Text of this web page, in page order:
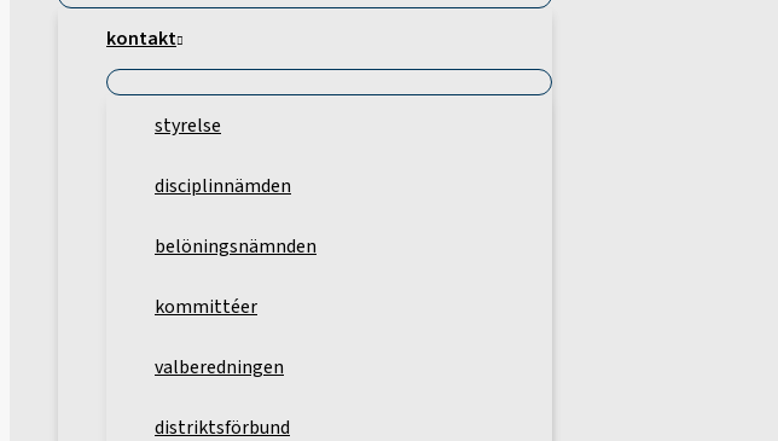
kontakt
styrelse
disciplinnämden
belöningsnämnden
kommittéer
valberedningen
distriktsförbund